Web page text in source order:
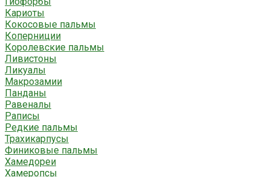
Кариоты
Кокосовые пальмы
Коперниции
Королевские пальмы
Ливистоны
Ликуалы
Макрозамии
Панданы
Равеналы
Раписы
Редкие пальмы
Трахикарпусы
Финиковые пальмы
Хамедореи
Хамеропсы